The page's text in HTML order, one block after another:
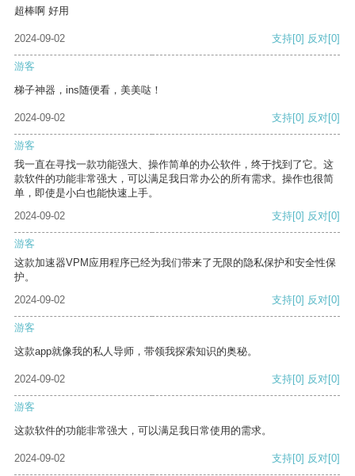
超棒啊 好用
2024-09-02 支持[0] 反对[0]
游客
梯子神器，ins随便看，美美哒！
2024-09-02 支持[0] 反对[0]
游客
我一直在寻找一款功能强大、操作简单的办公软件，终于找到了它。这
款软件的功能非常强大，可以满足我日常办公的所有需求。操作也很简
单，即使是小白也能快速上手。
2024-09-02
支持[0] 反对[0]
游客
这款加速器VPM应用程序已经为我们带来了无限的隐私保护和安全性保
护。
2024-09-02
支持[0] 反对[0]
游客
这款app就像我的私人导师，带领我探索知识的奥秘。
2024-09-02 支持[0] 反对[0]
游客
这款软件的功能非常强大，可以满足我日常使用的需求。
2024-09-02 支持[0] 反对[0]